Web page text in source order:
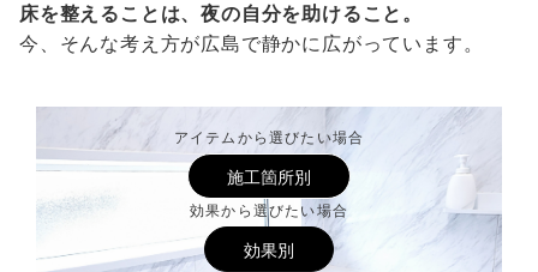
床を整えることは、夜の自分を助けること。
今、そんな考え方が広島で静かに広がっています。
アイテムから選びたい場合
施工箇所別
効果から選びたい場合
効果別